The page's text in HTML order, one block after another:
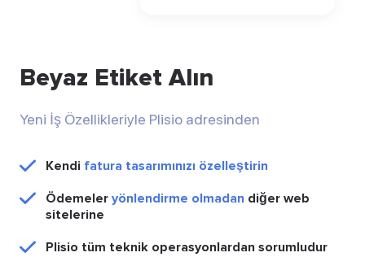
Beyaz Etiket Alın
Yeni İş Özellikleriyle Plisio adresinden
Kendi fatura tasarımınızı özelleştirin
Ödemeler yönlendirme olmadan diğer web
sitelerine
Plisio tüm teknik operasyonlardan sorumludur